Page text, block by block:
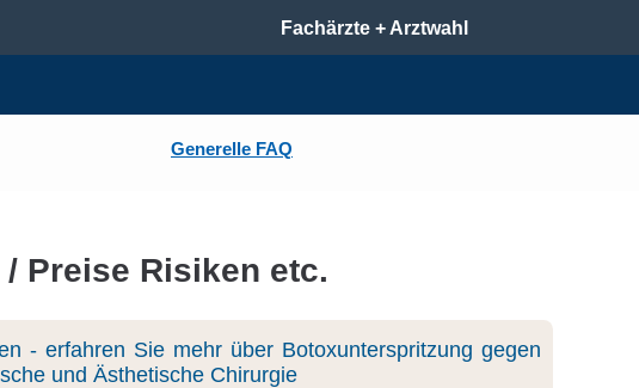
Generelle FAQ
Fachärzte + Arztwahl
Preise Risiken etc.
- erfahren Sie mehr über Botoxunterspritzung gegen
und Ästhetische Chirurgie